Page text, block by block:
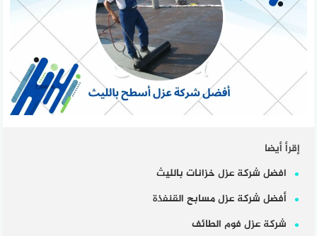
إقرأ أيضا
افضل شركة عزل خزانات بالليث
أفضل شركة عزل مسابح القنفذة
شركة عزل فوم الطائف